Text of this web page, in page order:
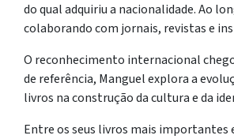
do qual adquiriu a nacionalidade. Ao
colaborando com jornais, revistas e
O reconhecimento internacional
de referência, Manguel explora a
livros na construção da cultura e da
Entre os seus livros mais